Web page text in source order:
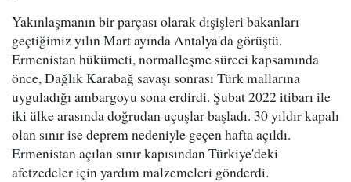
Yakınlaşmanın bir parçası olarak dışişleri bakanları
geçtiğimiz yılın Mart ayında Antalya'da görüştü.
Ermenistan hükümeti, normalleşme süreci kapsamında
önce, Dağlık Karabağ savaşı sonrası Türk mallarına
uyguladığı ambargoyu sona erdirdi. Şubat 2022 itibarı ile
iki ülke arasında doğrudan uçuşlar başladı. 30 yıldır kapalı
olan sınır ise deprem nedeniyle geçen hafta açıldı.
Ermenistan açılan sınır kapısından Türkiye'deki
afetzedeler için yardım malzemeleri gönderdi.